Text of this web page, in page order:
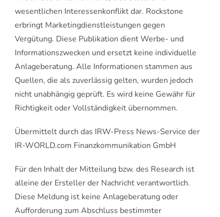
wesentlichen Interessenkonflikt dar. Rockstone
erbringt Marketingdienstleistungen gegen
Vergütung. Diese Publikation dient Werbe- und
Informationszwecken und ersetzt keine individuelle
Anlageberatung. Alle Informationen stammen aus
Quellen, die als zuverlässig gelten, wurden jedoch
nicht unabhängig geprüft. Es wird keine Gewähr für
Richtigkeit oder Vollständigkeit übernommen.
Übermittelt durch das IRW-Press News-Service der
IR-WORLD.com Finanzkommunikation GmbH
Für den Inhalt der Mitteilung bzw. des Research ist
alleine der Ersteller der Nachricht verantwortlich.
Diese Meldung ist keine Anlageberatung oder
Aufforderung zum Abschluss bestimmter